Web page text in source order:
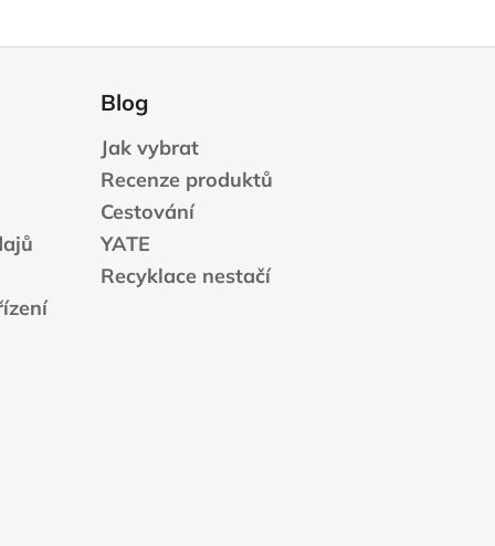
Blog
Jak vybrat
Recenze produktů
Cestování
YATE
Recyklace nestačí